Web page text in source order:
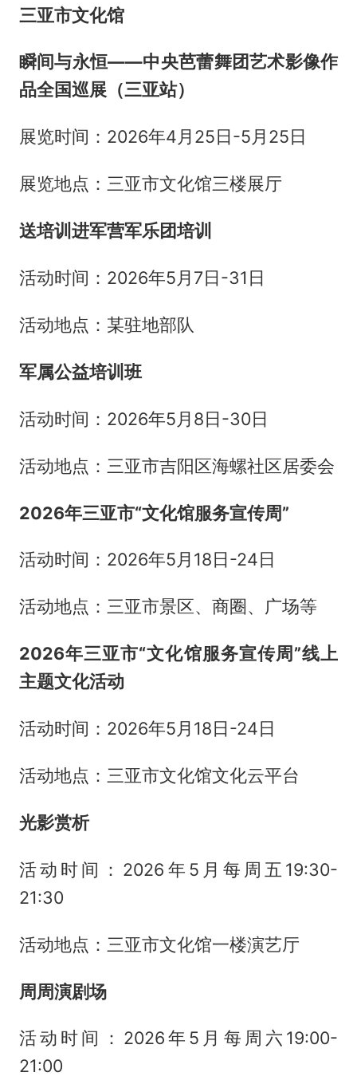
三亚市文化馆
瞬间与永恒——中央芭蕾舞团艺术影像作
品全国巡展（三亚站）
展览时间：2026年4月25日-5月25日
展览地点：三亚市文化馆三楼展厅
送培训进军营军乐团培训
活动时间：2026年5月7日-31日
活动地点：某驻地部队
军属公益培训班
活动时间：2026年5月8日-30日
活动地点：三亚市吉阳区海螺社区居委会
2026年三亚市“文化馆服务宣传周”
活动时间：2026年5月18日-24日
活动地点：三亚市景区、商圈、广场等
2026年三亚市“文化馆服务宣传周”线上
主题文化活动
活动时间：2026年5月18日-24日
活动地点：三亚市文化馆文化云平台
光影赏析
活动时间：2026年5月每周五19:30-
21:30
活动地点：三亚市文化馆一楼演艺厅
周周演剧场
活动时间：2026年5月每周六19:00-
21:00